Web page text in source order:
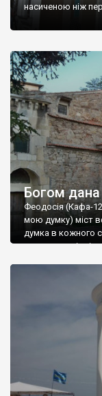
насиченою ніж
Богом
Феодосія (Кафа-
мою думку) міст
думка в кожного
запрошую